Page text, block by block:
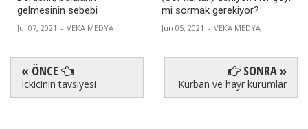
gelmesinin sebebi
Jul 07, 2021 - VEKA MEDYA
mi sormak gerekiyor?
Jun 05, 2021 - VEKA MEDYA
« ÖNCE
Ickicinin tavsiyesi
SONRA »
Kurban ve hayr kurumlar